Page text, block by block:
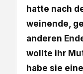
hatte nach
weinende,
anderen
wollte ihr
habe sie